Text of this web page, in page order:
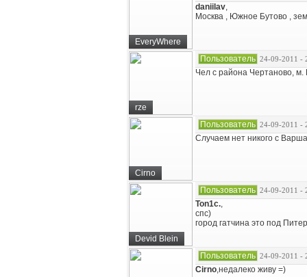
EveryWhere
daniilav,
Москва , Южное Бутово ,
rze
Пользователь 24-09-2011 -
Чел с района Чертаново, м.
Cirno
Пользователь 24-09-2011 -
Случаем нет никого с
Devid Blein
Пользователь 24-09-2011 -
Ton1c.,
спс)
город гатчина это под
Пользователь 24-09-2011 -
Cirno,недалеко живу =)